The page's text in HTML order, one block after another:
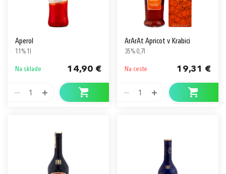
Aperol
11% 1l
Na sklade 14,90 €
1
ArArAt Apricot v Krabici
35% 0,7l
Na ceste 19,31 €
1